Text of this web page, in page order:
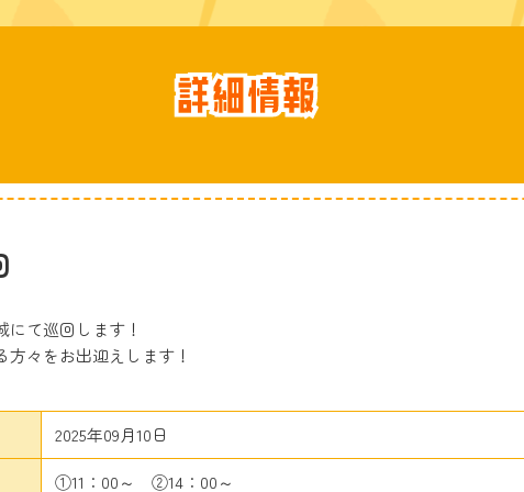
て巡回します！
方々をお出迎えします！
2025年09月10日
①11：00～ ②14：00～